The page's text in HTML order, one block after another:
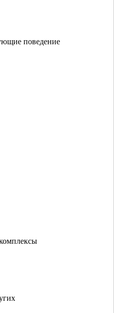
поведение